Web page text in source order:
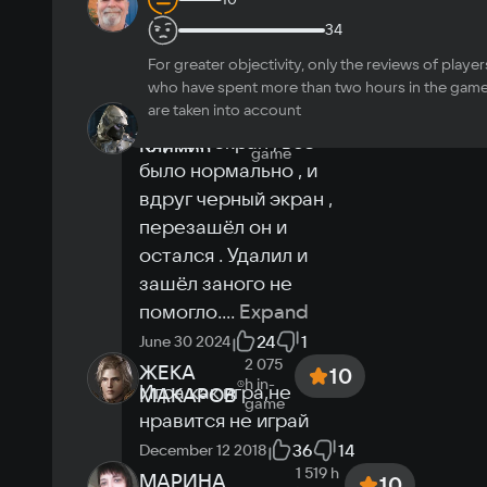
Windows 7, Windows 8.1, Windows 10
Processor
Intel Pentium Dual Core E6500K 2.93Ghz /
AMD Athlon 64 X2 Dual Core 6400+
Memory
2 GB
Video card
Nvidia GeForce 9600 GT / ATI Radeon HD
4830 с 512 Mb памяти или лучше
Марков game
почему не
загружается?
November 6
2021
43 2
Александр
Климин
434 h
game
Черный экран , всё
было нормально , и
вдруг черный экран ,
перезашёл он и
остался . Удалил и
зашёл заного не
помогло.... Expand
June 30 2024 24 1
ЖЕКА
МАКАРОВ
2 075
h in-
game
10
Игра как игра,не
нравится не играй
December 12 2018 36 14
МАРИНА
1 519 h
34
For greater objectivity, only the reviews of
who have spent more than two hours in the
are taken into account